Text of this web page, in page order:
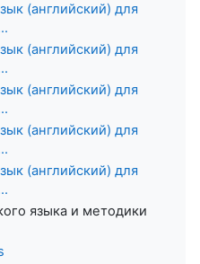
(английский) для
(английский) для
(английский) для
(английский) для
(английский) для
языка и методики